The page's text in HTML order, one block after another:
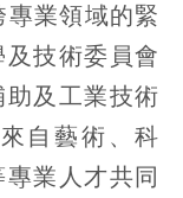
專業領域的緊
技術委員會
助及工業技術
自藝術、科
業人才共同